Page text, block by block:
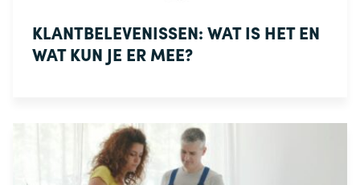
KLANTBELEVENISSEN: WAT IS HET EN
WAT KUN JE ER MEE?